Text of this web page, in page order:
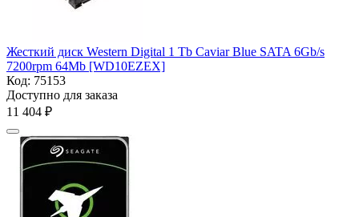
Жесткий диск Western Digital 1 Tb Caviar Blue SATA 6Gb/s
7200rpm 64Mb [WD10EZEX]
Код: 75153
Доступно для заказа
11 404 ₽